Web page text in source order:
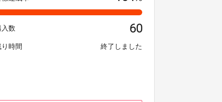
入数 60
時間 終了しました